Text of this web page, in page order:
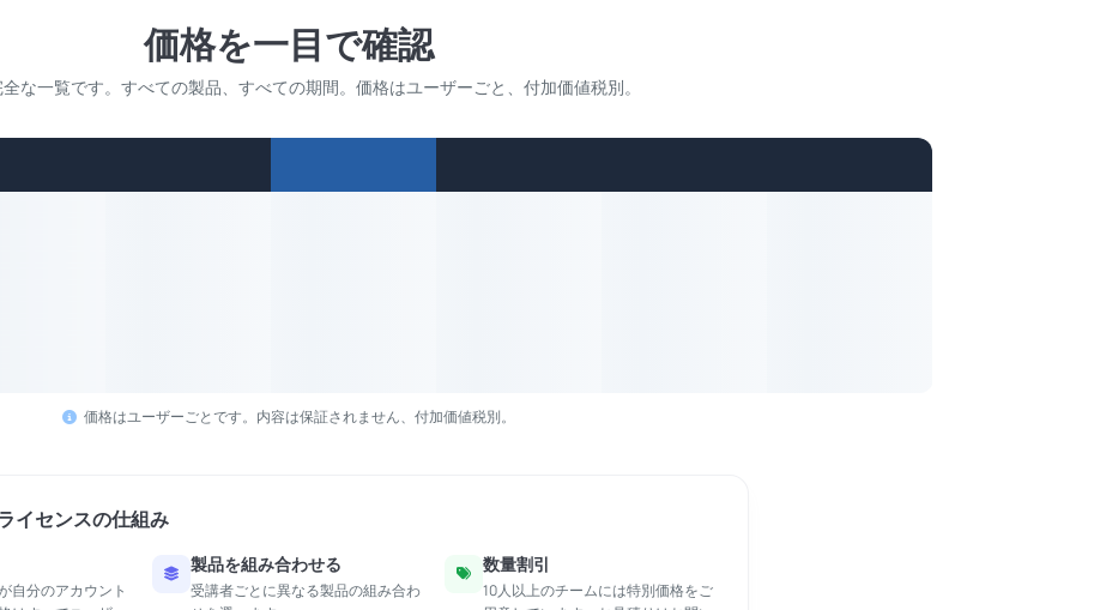
価格を一目で確認
な一覧です。すべての製品、すべての期間。価格はユーザーごと、付加価値税別。
価格はユーザーごとです。内容は保証されません、付加価値税別。
イセンスの仕組み
自分のアカウント
製品を組み合わせる
受講者ごとに異なる製品の組み合わ
数量割引
10人以上のチームには特別価格をご